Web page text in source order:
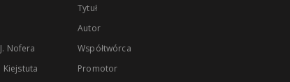
Nofera
Kiejstuta
Tytuł
Autor
Współtwórca
Promotor